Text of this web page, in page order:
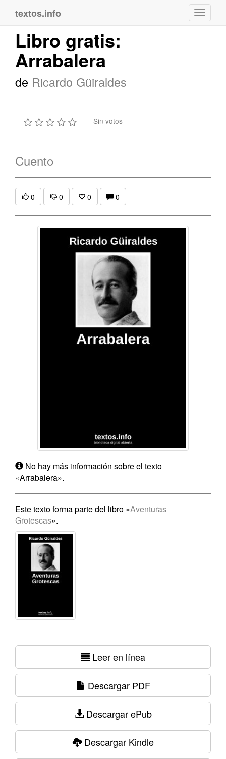
textos.info
Libro gratis:
Arrabalera
de Ricardo Güiraldes
Sin votos
Cuento
0 0 0 0
No hay más información sobre el texto
«Arrabalera».
Este texto forma parte del libro «Aventuras
Grotescas».
Leer en línea
Descargar PDF
Descargar ePub
Descargar Kindle